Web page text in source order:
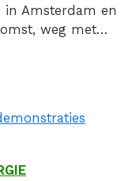
Amsterdam en
weg met